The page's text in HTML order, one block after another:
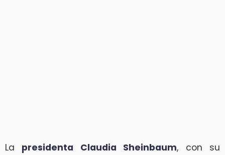
La presidenta Claudia Sheinbaum, con su